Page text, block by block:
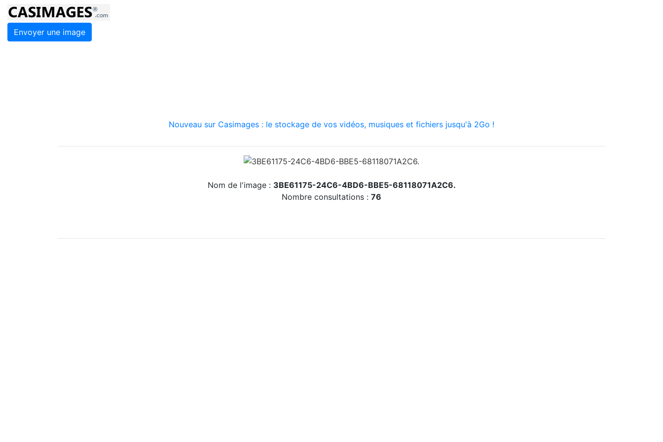
Envoyer une image
Nouveau sur Casimages : le stockage de vos vidéos, musiques et fichiers jusqu'à 2Go !
Nom de l'image : 3BE61175-24C6-4BD6-BBE5-68118071A2C6.
Nombre consultations : 76